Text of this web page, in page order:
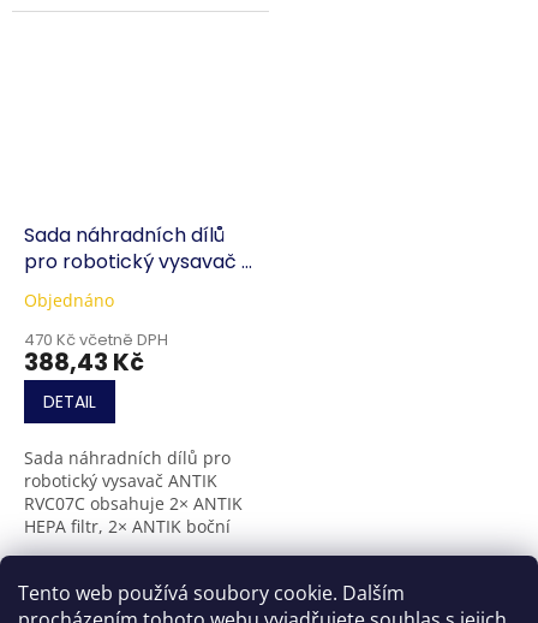
Tento web používá soubory cookie. Dalším
Sada náhradních dílů
pro robotický vysavač a
mop RVC07C
Objednáno
470 Kč včetně DPH
388,43 Kč
DETAIL
Sada náhradních dílů pro
robotický vysavač ANTIK
RVC07C obsahuje 2× ANTIK
HEPA filtr, 2× ANTIK boční
kartáček, 1× ANTIK hlavní
hadřík. Je...
O
v
položek celkem